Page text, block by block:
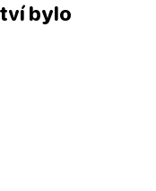
bylo